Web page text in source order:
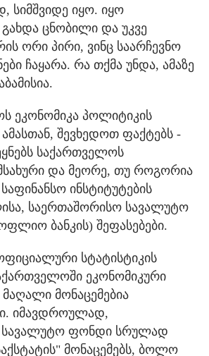
სიმშვიდე იყო. იყო
ცნობილი და უკვე
ორი პირი, ვინც საარჩევნო
ჩაყარა. რა თქმა უნდა, ამაზე
ეკონომიკა პოლიტიკის
შევხედოთ ფაქტებს -
საქართველოს
და მეორე, თუ როგორია
ინსტიტუტების
საერთაშორისო სავალუტო
ბანკის) შეფასებები.
სტატისტიკის
ეკონომიკური
მონაცემებია
იმავდროულად,
სავალუტო ფონდი სრულად
მონაცემებს, ბოლო